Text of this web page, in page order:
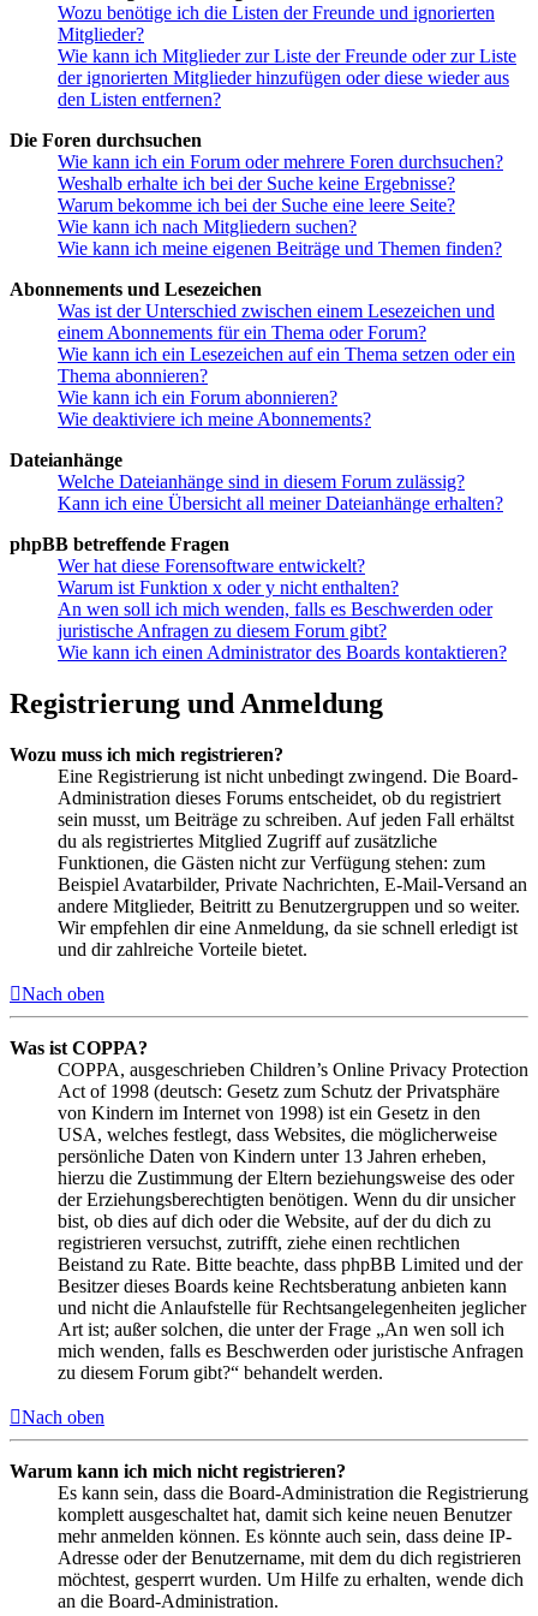
Wozu benötige ich die Listen der Freunde und ignorierten
Mitglieder?
Wie kann ich Mitglieder zur Liste der Freunde oder zur Liste
der ignorierten Mitglieder hinzufügen oder diese wieder aus
den Listen entfernen?
Die Foren durchsuchen
Wie kann ich ein Forum oder mehrere Foren durchsuchen?
Weshalb erhalte ich bei der Suche keine Ergebnisse?
Warum bekomme ich bei der Suche eine leere Seite?
Wie kann ich nach Mitgliedern suchen?
Wie kann ich meine eigenen Beiträge und Themen finden?
Abonnements und Lesezeichen
Was ist der Unterschied zwischen einem Lesezeichen und
einem Abonnements für ein Thema oder Forum?
Wie kann ich ein Lesezeichen auf ein Thema setzen oder ein
Thema abonnieren?
Wie kann ich ein Forum abonnieren?
Wie deaktiviere ich meine Abonnements?
Dateianhänge
Welche Dateianhänge sind in diesem Forum zulässig?
Kann ich eine Übersicht all meiner Dateianhänge erhalten?
phpBB betreffende Fragen
Wer hat diese Forensoftware entwickelt?
Warum ist Funktion x oder y nicht enthalten?
An wen soll ich mich wenden, falls es Beschwerden oder
juristische Anfragen zu diesem Forum gibt?
Wie kann ich einen Administrator des Boards kontaktieren?
Registrierung und Anmeldung
Wozu muss ich mich registrieren?
Eine Registrierung ist nicht unbedingt zwingend. Die Board-
Administration dieses Forums entscheidet, ob du registriert
sein musst, um Beiträge zu schreiben. Auf jeden Fall erhältst
du als registriertes Mitglied Zugriff auf zusätzliche
Funktionen, die Gästen nicht zur Verfügung stehen: zum
Beispiel Avatarbilder, Private Nachrichten, E-Mail-Versand an
andere Mitglieder, Beitritt zu Benutzergruppen und so weiter.
Wir empfehlen dir eine Anmeldung, da sie schnell erledigt ist
und dir zahlreiche Vorteile bietet.
Nach oben
Was ist COPPA?
COPPA, ausgeschrieben Children’s Online Privacy Protection
Act of 1998 (deutsch: Gesetz zum Schutz der Privatsphäre
von Kindern im Internet von 1998) ist ein Gesetz in den
USA, welches festlegt, dass Websites, die möglicherweise
persönliche Daten von Kindern unter 13 Jahren erheben,
hierzu die Zustimmung der Eltern beziehungsweise des oder
der Erziehungsberechtigten benötigen. Wenn du dir unsicher
bist, ob dies auf dich oder die Website, auf der du dich zu
registrieren versuchst, zutrifft, ziehe einen rechtlichen
Beistand zu Rate. Bitte beachte, dass phpBB Limited und der
Besitzer dieses Boards keine Rechtsberatung anbieten kann
und nicht die Anlaufstelle für Rechtsangelegenheiten jeglicher
Art ist; außer solchen, die unter der Frage „An wen soll ich
mich wenden, falls es Beschwerden oder juristische Anfragen
zu diesem Forum gibt?“ behandelt werden.
Nach oben
Warum kann ich mich nicht registrieren?
Es kann sein, dass die Board-Administration die Registrierung
komplett ausgeschaltet hat, damit sich keine neuen Benutzer
mehr anmelden können. Es könnte auch sein, dass deine IP-
Adresse oder der Benutzername, mit dem du dich registrieren
möchtest, gesperrt wurden. Um Hilfe zu erhalten, wende dich
an die Board-Administration.